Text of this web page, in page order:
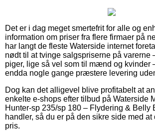
Det er i dag meget smertefrit for alle og
information om priser fra flere firmaer på
har langt de fleste Waterside internet
nødt til at tvinge salgspriserne på varerne
piger, lige så vel som til mænd og kvinder
endda nogle gange præstere levering
Dog kan det alligevel blive profitabelt at
enkelte e-shops efter tilbud på Waterside
Hunter-sp 235/sp 180 – Flydering & Belly
handler, så du er på den sikre side med
pris.